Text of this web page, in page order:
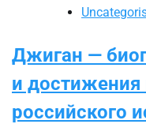
Джиган —
и достижения
российского